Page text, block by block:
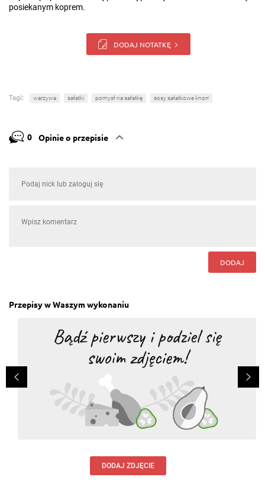
posiekanym koprem.
DODAJ NOTATKĘ
Tagi: warzywa sałatki pomysł na sałatkę sosy sałatkowe knorr
0 Opinie o przepisie
DODAJ
Przepisy w Waszym wykonaniu
DODAJ ZDJĘCIE